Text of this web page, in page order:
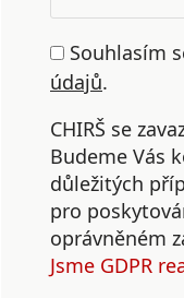
Souhlasím
údajů.
CHIRŠ se
Budeme Vás
důležitých
pro
oprávněném
Jsme GDPR